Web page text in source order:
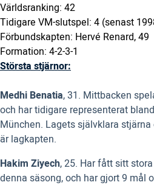
Världsranking: 42
Tidigare VM-slutspel: 4 (senast
Förbundskapten: Hervé Renard, 49
Formation: 4-2-3-1
Största stjärnor:
Medhi Benatia, 31. Mittbacken
och har tidigare representerat
München. Lagets självklara
är lagkapten.
Hakim Ziyech, 25. Har fått sitt
denna säsong, och har gjort 9 mål